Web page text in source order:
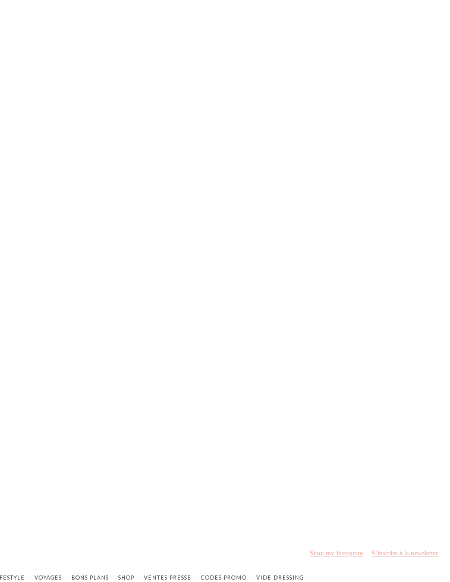
Shop my instagram S’inscrire à la newsletter
VOYAGES BONS PLANS SHOP VENTES PRESSE CODES PROMO VIDE DRESSING